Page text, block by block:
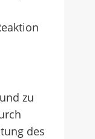
zu
des